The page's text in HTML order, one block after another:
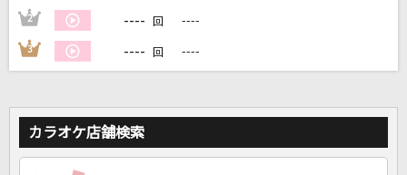
2 ---- 回 ----
3 ---- 回 ----
カラオケ店舗検索